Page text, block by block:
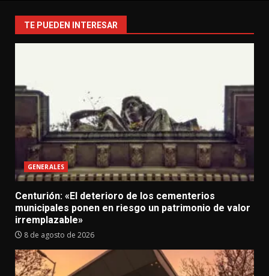
TE PUEDEN INTERESAR
GENERALES
Centurión: «El deterioro de los cementerios
municipales ponen en riesgo un patrimonio de valor
irremplazable»
8 de agosto de 2026